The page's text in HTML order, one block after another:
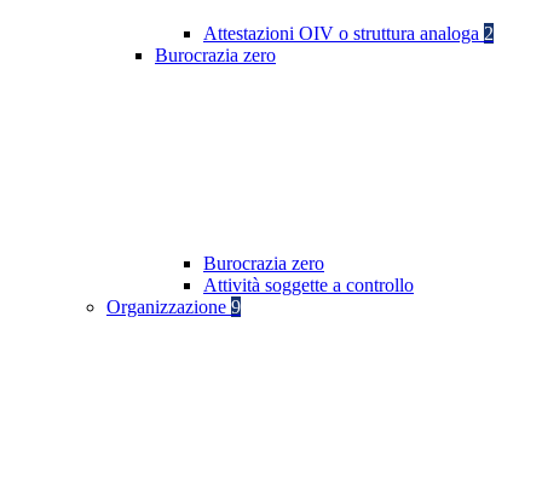
Attestazioni OIV o struttura analoga 2
Burocrazia zero
Burocrazia zero
Attività soggette a controllo
Organizzazione 9